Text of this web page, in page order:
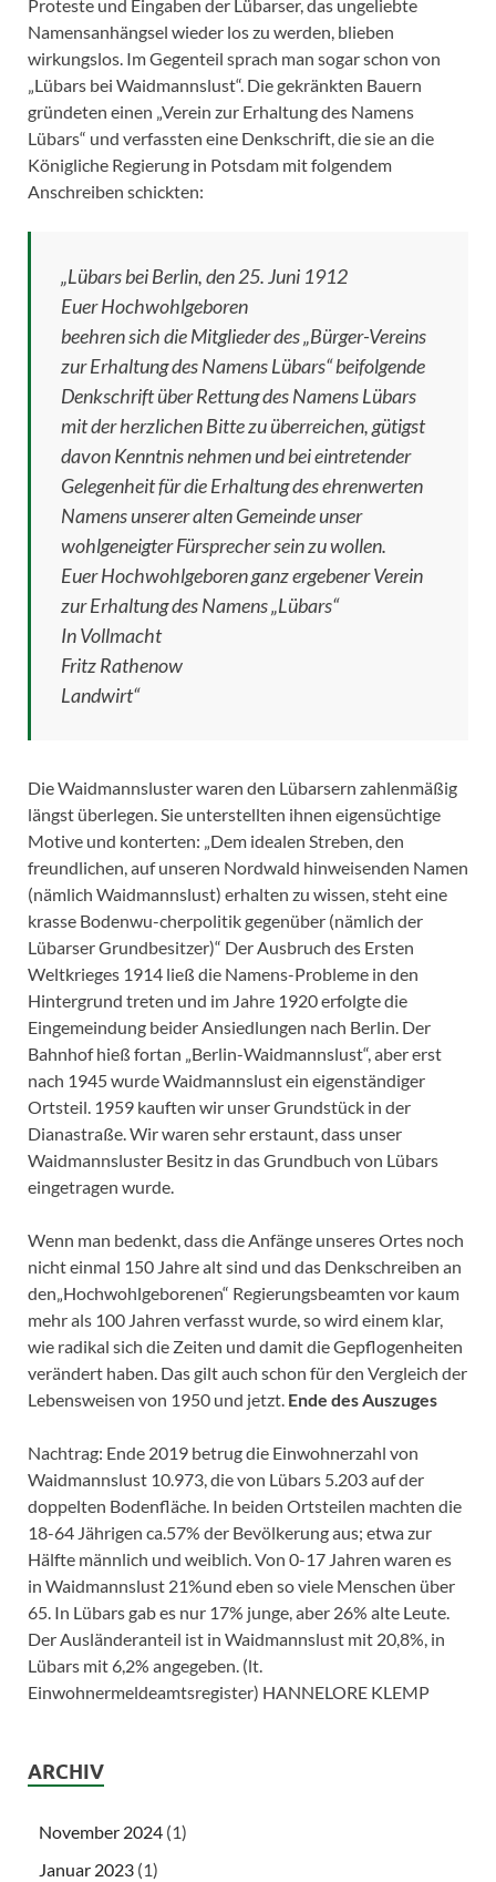
Proteste und Eingaben der Lübarser, das ungeliebte
Namensanhängsel wieder los zu werden, blieben
wirkungslos. Im Gegenteil sprach man sogar schon von
„Lübars bei Waidmannslust“. Die gekränkten Bauern
gründeten einen „Verein zur Erhaltung des Namens
Lübars“ und verfassten eine Denkschrift, die sie an die
Königliche Regierung in Potsdam mit folgendem
Anschreiben schickten:
„Lübars bei Berlin, den 25. Juni 1912
Euer Hochwohlgeboren
beehren sich die Mitglieder des „Bürger-Vereins
zur Erhaltung des Namens Lübars“ beifolgende
Denkschrift über Rettung des Namens Lübars
mit der herzlichen Bitte zu überreichen, gütigst
davon Kenntnis nehmen und bei eintretender
Gelegenheit für die Erhaltung des ehrenwerten
Namens unserer alten Gemeinde unser
wohlgeneigter Fürsprecher sein zu wollen.
Euer Hochwohlgeboren ganz ergebener Verein
zur Erhaltung des Namens „Lübars“
In Vollmacht
Fritz Rathenow
Landwirt“
Die Waidmannsluster waren den Lübarsern zahlenmäßig
längst überlegen. Sie unterstellten ihnen eigensüchtige
Motive und konterten: „Dem idealen Streben, den
freundlichen, auf unseren Nordwald hinweisenden Namen
(nämlich Waidmannslust) erhalten zu wissen, steht eine
krasse Bodenwu-cherpolitik gegenüber (nämlich der
Lübarser Grundbesitzer)“ Der Ausbruch des Ersten
Weltkrieges 1914 ließ die Namens-Probleme in den
Hintergrund treten und im Jahre 1920 erfolgte die
Eingemeindung beider Ansiedlungen nach Berlin. Der
Bahnhof hieß fortan „Berlin-Waidmannslust“, aber erst
nach 1945 wurde Waidmannslust ein eigenständiger
Ortsteil. 1959 kauften wir unser Grundstück in der
Dianastraße. Wir waren sehr erstaunt, dass unser
Waidmannsluster Besitz in das Grundbuch von Lübars
eingetragen wurde.
Wenn man bedenkt, dass die Anfänge unseres Ortes noch
nicht einmal 150 Jahre alt sind und das Denkschreiben an
den„Hochwohlgeborenen“ Regierungsbeamten vor kaum
mehr als 100 Jahren verfasst wurde, so wird einem klar,
wie radikal sich die Zeiten und damit die Gepflogenheiten
verändert haben. Das gilt auch schon für den Vergleich der
Lebensweisen von 1950 und jetzt. Ende des Auszuges
Nachtrag: Ende 2019 betrug die Einwohnerzahl von
Waidmannslust 10.973, die von Lübars 5.203 auf der
doppelten Bodenfläche. In beiden Ortsteilen machten die
18-64 Jährigen ca.57% der Bevölkerung aus; etwa zur
Hälfte männlich und weiblich. Von 0-17 Jahren waren es
in Waidmannslust 21%und eben so viele Menschen über
65. In Lübars gab es nur 17% junge, aber 26% alte Leute.
Der Ausländeranteil ist in Waidmannslust mit 20,8%, in
Lübars mit 6,2% angegeben. (lt.
Einwohnermeldeamtsregister) HANNELORE KLEMP
ARCHIV
November 2024 (1)
Januar 2023 (1)